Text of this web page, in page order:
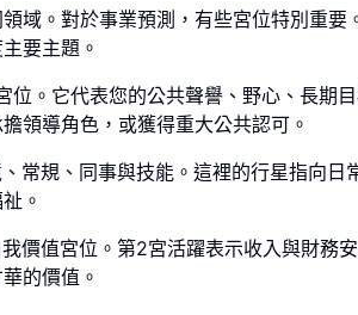
域。對於事業預測，有些宮位特別重
要主題。
位。它代表您的公共聲譽、野心、長期
領導角色，或獲得重大公共認可。
常規、同事與技能。這裡的行星指向
。
價值宮位。第2宮活躍表示收入與財務
的價值。